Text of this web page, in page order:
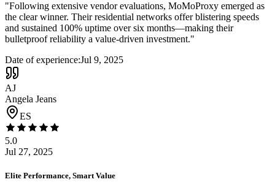
"Following extensive vendor evaluations, MoMoProxy emerged as
the clear winner. Their residential networks offer blistering speeds
and sustained 100% uptime over six months—making their
bulletproof reliability a value-driven investment."
Date of experience:Jul 9, 2025
AJ
Angela Jeans
ES
5.0
Jul 27, 2025
Elite Performance, Smart Value